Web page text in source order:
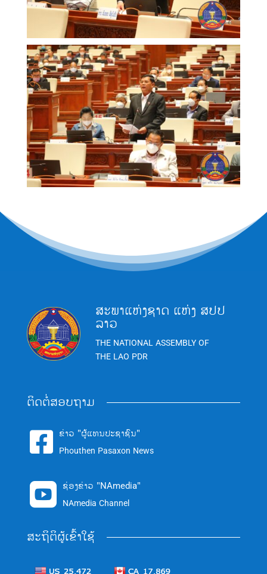
ສະພາແຫ່ງຊາດ ແຫ່ງ ສປປ
ລາວ
THE NATIONAL ASSEMBLY OF
THE LAO PDR
ຕິດຕໍ່ສອບຖາມ
 ຂ່າວ "ຜູ້ແທນປະຊາຊົນ"
Phouthen Pasaxon News
 ຊ່ອງຂ່າວ "NAmedia"
NAmedia Channel
ສະຖິຕິຜູ້ເຂົ້າໃຊ້